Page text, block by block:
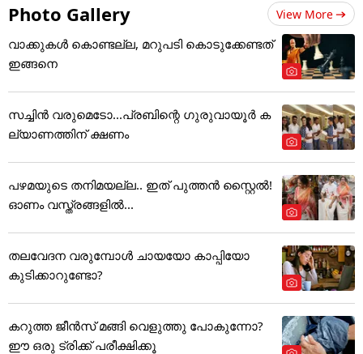
Photo Gallery View More
വാക്കുകൾ കൊണ്ടല്ല, മറുപടി കൊടുക്കേണ്ടത്
ഇങ്ങനെ
സച്ചിന്‍ വരുമെടോ...പ്രബിന്റെ ഗുരുവായൂര്‍ ക
ല്യാണത്തിന് ക്ഷണം
പഴമയുടെ തനിമയല്ല.. ഇത് പുത്തൻ സ്റ്റൈൽ!
ഓണം വസ്ത്രങ്ങളിൽ...
തലവേദന വരുമ്പോൾ ചായയോ കാപ്പിയോ
കുടിക്കാറുണ്ടോ?
കറുത്ത ജീൻസ് മങ്ങി വെളുത്തു പോകുന്നോ?
ഈ ഒരു ട്രിക്ക് പരീക്ഷിക്കൂ